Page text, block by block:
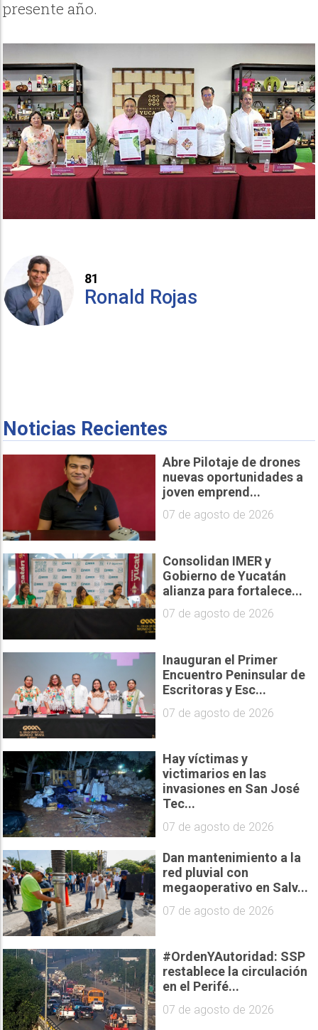
presente año.
81
Ronald Rojas
Noticias Recientes
Abre Pilotaje de drones
nuevas oportunidades a
joven emprend...
07 de agosto de 2026
Consolidan IMER y
Gobierno de Yucatán
alianza para fortalece...
07 de agosto de 2026
Inauguran el Primer
Encuentro Peninsular de
Escritoras y Esc...
07 de agosto de 2026
Hay víctimas y
victimarios en las
invasiones en San José
Tec...
07 de agosto de 2026
Dan mantenimiento a la
red pluvial con
megaoperativo en Salv...
07 de agosto de 2026
#OrdenYAutoridad: SSP
restablece la circulación
en el Perifé...
07 de agosto de 2026